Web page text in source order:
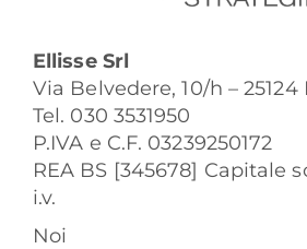
Ellisse Srl
Via Belvedere, 10/h – 25124
Tel. 030 3531950
P.IVA e C.F. 03239250172
REA BS [345678] Capitale
i.v.
Noi